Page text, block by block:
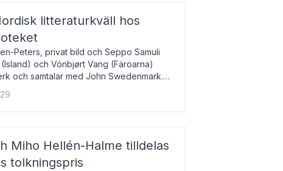
litteraturkväll hos
Peters, privat bild och Seppo Samuli
och Vónbjørt Vang (Färöarna)
och samtalar med John Swedenmark.
färöiska, isländska och svenska och talar
– o
Miho Hellén-Halme tilldelas
tolkningspris